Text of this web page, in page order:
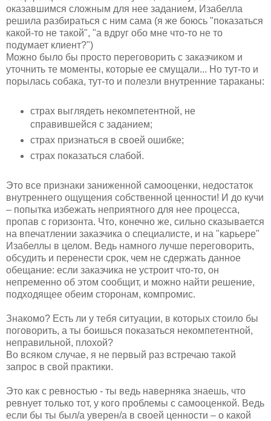
оказавшимся сложным для нее заданием, Изабелла
решила разбираться с ним сама (я же боюсь "показаться
какой-то не такой", "а вдруг обо мне что-то не то
подумает клиент?")
Можно было бы просто переговорить с заказчиком и
уточнить те моменты, которые ее смущали... Но тут-то и
порылась собака, тут-то и полезли внутренние тараканы:
страх выглядеть некомпетентной, не
справившейся с заданием;
страх признаться в своей ошибке;
страх показаться слабой.
Это все признаки заниженной самооценки, недостаток
внутреннего ощущения собственной ценности! И до кучи
– попытка избежать неприятного для нее процесса,
пропав с горизонта. Что, конечно же, сильно сказывается
на впечатлении заказчика о специалисте, и на "карьере"
Изабеллы в целом. Ведь намного лучше переговорить,
обсудить и перенести срок, чем не сдержать данное
обещание: если заказчика не устроит что-то, он
непременно об этом сообщит, и можно найти решение,
подходящее обеим сторонам, компромис.
Знакомо? Есть ли у тебя ситуации, в которых стоило бы
поговорить, а ты боишься показаться некомпетентной,
неправильной, плохой?
Во всяком случае, я не первый раз встречаю такой
запрос в свой практики.
Это как с ревностью - ты ведь наверняка знаешь, что
ревнует только тот, у кого проблемы с самооценкой. Ведь
если бы ты был/а уверен/а в своей ценности – о какой